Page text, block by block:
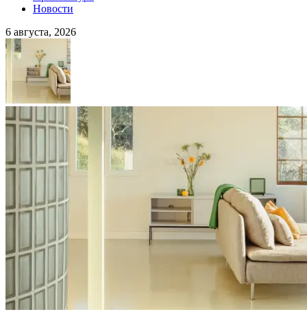
Новости
6 августа, 2026